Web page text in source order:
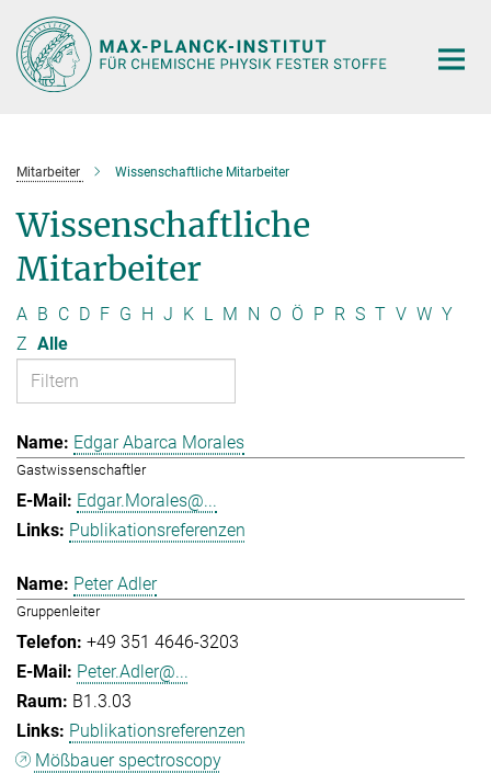
Hauptinhalt
Mitarbeiter Wissenschaftliche Mitarbeiter
Wissenschaftliche
Mitarbeiter
A B C D F G H J K L M N O Ö P R S T V W Y
Z Alle
Edgar Abarca Morales
Gastwissenschaftler
Edgar.Morales@...
Publikationsreferenzen
Peter Adler
Gruppenleiter
+49 351 4646-3203
Peter.Adler@...
B1.3.03
Publikationsreferenzen
Mößbauer spectroscopy